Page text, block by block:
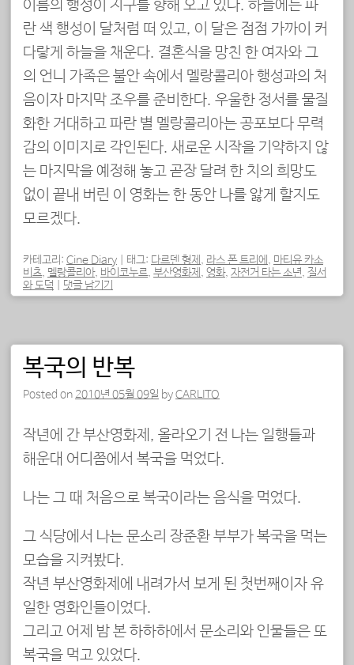
이름의 행성이 지구를 향해 오고 있다. 하늘에는 파
란 색 행성이 달처럼 떠 있고, 이 달은 점점 가까이 커
다랗게 하늘을 채운다. 결혼식을 망친 한 여자와 그
의 언니 가족은 불안 속에서 멜랑콜리아 행성과의 처
음이자 마지막 조우를 준비한다. 우울한 정서를 물질
화한 거대하고 파란 별 멜랑콜리아는 공포보다 무력
감의 이미지로 각인된다. 새로운 시작을 기약하지 않
는 마지막을 예정해 놓고 곧장 달려 한 치의 희망도
없이 끝내 버린 이 영화는 한 동안 나를 앓게 할지도
모르겠다.
카테고리: Cine Diary 태그: 다르덴 형제 , 라스 폰 트리에 , 마티유 카소
비츠, 멜랑콜리아, 바이코누르, 부산영화제 , 영화, 자전거 타는 소년, 질서
와 도덕
댓글 남기기
복국의 반복
Posted on 2010년 05월 09일 byCARLITO
작년에 간 부산영화제, 올라오기 전 나는 일행들과
해운대 어디쯤에서 복국을 먹었다.
나는 그 때 처음으로 복국이라는 음식을 먹었다.
그 식당에서 나는 문소리 장준환 부부가 복국을 먹는
모습을 지켜봤다.
작년 부산영화제에 내려가서 보게 된 첫번째이자 유
일한 영화인들이었다.
그리고 어제 밤 본 하하하에서 문소리와 인물들은 또
복국을 먹고 있었다.